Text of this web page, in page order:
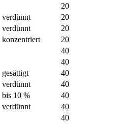
20
verdünnt
20
verdünnt
20
konzentriert
20
40
40
gesättigt
40
verdünnt
40
bis 10 %
40
verdünnt
40
40